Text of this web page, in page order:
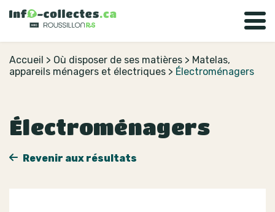
Accueil > Où disposer de ses matières > Matelas,
appareils ménagers et électriques > Électroménagers
Électroménagers
Revenir aux résultats